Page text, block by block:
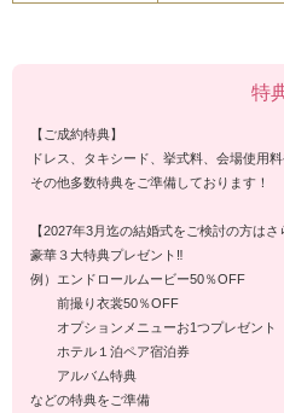
特
【ご成約特典】
ドレス、タキシード、挙式料、会場使用
その他多数特典をご準備しております！
【2027年3月迄の結婚式をご検討の方はさ
豪華３大特典プレゼント‼
例）エンドロールムービー50％OFF
前撮り衣裳50％OFF
オプションメニューお1つプレゼント
ホテル１泊ペア宿泊券
アルバム特典
などの特典をご準備